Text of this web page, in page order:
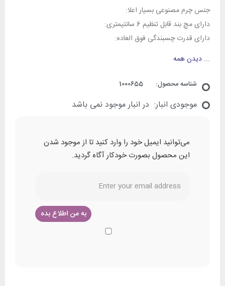
جنس چرم مصنوعی بسیار اعلا:
دارای مچ بند قابل تنظیم 6 سانتیمتری:
دارای قدرت چسبندگی فوق العاده:
... دیدن همه
شناسه محصول: 1000655
موجودی انبار: در انبار موجود نمی باشد
می‌توانید ایمیل خود را وارد کنید تا از موجود شدن
این محصول بصورت خودکار آگاه گردید.